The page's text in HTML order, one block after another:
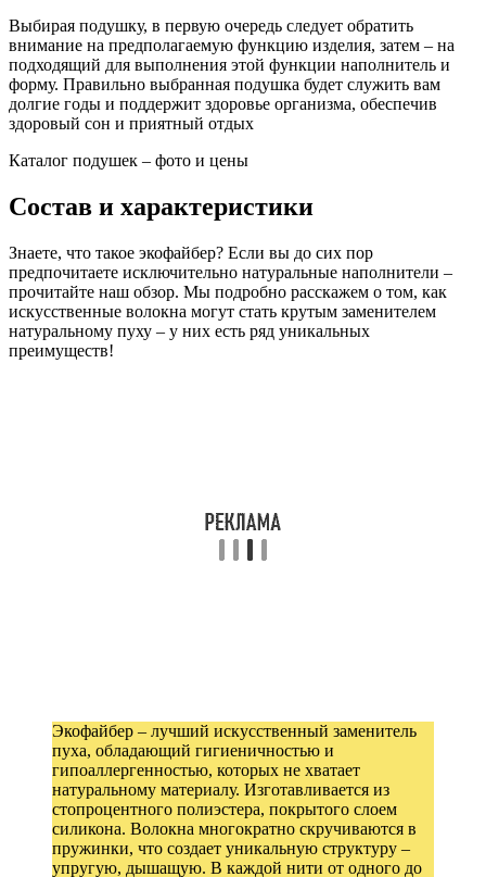
Выбирая подушку, в первую очередь следует обратить
внимание на предполагаемую функцию изделия, затем – на
подходящий для выполнения этой функции наполнитель и
форму. Правильно выбранная подушка будет служить вам
долгие годы и поддержит здоровье организма, обеспечив
здоровый сон и приятный отдых
Каталог подушек – фото и цены
Состав и характеристики
Знаете, что такое экофайбер? Если вы до сих пор
предпочитаете исключительно натуральные наполнители –
прочитайте наш обзор. Мы подробно расскажем о том, как
искусственные волокна могут стать крутым заменителем
натуральному пуху – у них есть ряд уникальных
преимуществ!
Экофайбер – лучший искусственный заменитель
пуха, обладающий гигиеничностью и
гипоаллергенностью, которых не хватает
натуральному материалу. Изготавливается из
стопроцентного полиэстера, покрытого слоем
силикона. Волокна многократно скручиваются в
пружинки, что создает уникальную структуру –
упругую, дышащую. В каждой нити от одного до